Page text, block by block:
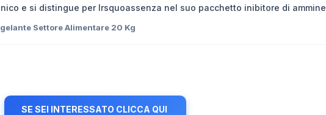
e si distingue per lrsquoassenza nel suo pacchetto inibitore di ammine,
Settore Alimentare 20 Kg
SE SEI INTERESSATO CLICCA QUI